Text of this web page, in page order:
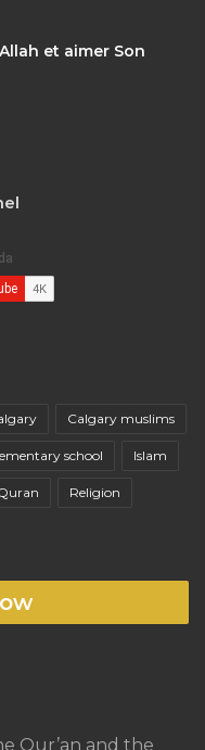
et aimer Son
Calgary muslims
school Islam
Religion
Qur’an and the